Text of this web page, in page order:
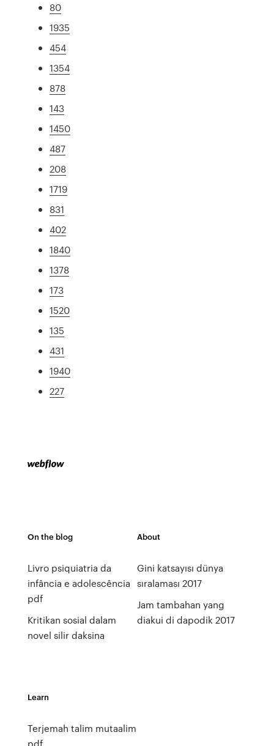
80
1935
454
1354
878
143
1450
487
208
1719
831
402
1840
1378
173
1520
135
431
1940
227
On the blog
Livro psiquiatria da
infância e adolescência
pdf
Kritikan sosial dalam
novel silir daksina
About
Gini katsayısı dünya
sıralaması 2017
Jam tambahan yang
diakui di dapodik 2017
Learn
Terjemah talim mutaalim
pdf